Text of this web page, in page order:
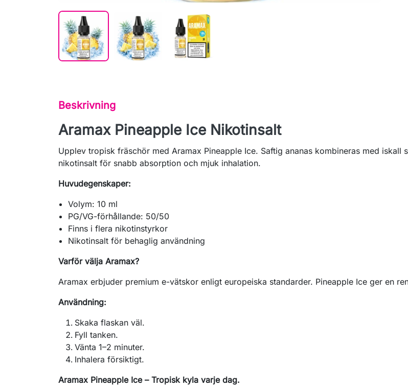
Beskrivning
Aramax Pineapple Ice Nikotinsalt
Upplev tropisk fräschör med Aramax Pineapple Ice. Saftig ananas kombineras med
nikotinsalt för snabb absorption och mjuk inhalation.
Huvudegenskaper:
Volym: 10 ml
PG/VG-förhållande: 50/50
Finns i flera nikotinstyrkor
Nikotinsalt för behaglig användning
Varför välja Aramax?
Aramax erbjuder premium e-vätskor enligt europeiska standarder. Pineapple Ice ger en
Användning:
Skaka flaskan väl.
Fyll tanken.
Vänta 1–2 minuter.
Inhalera försiktigt.
Aramax Pineapple Ice – Tropisk kyla varje dag.